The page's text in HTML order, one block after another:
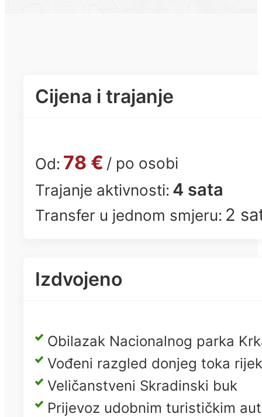
Cijena i trajanje
Od: 78 € / po osobi
Trajanje aktivnosti: 4 sata
Transfer u jednom smjeru: 2
Izdvojeno
Obilazak Nacionalnog parka
Vođeni razgled donjeg toka
Veličanstveni Skradinski buk
Prijevoz udobnim turističkim